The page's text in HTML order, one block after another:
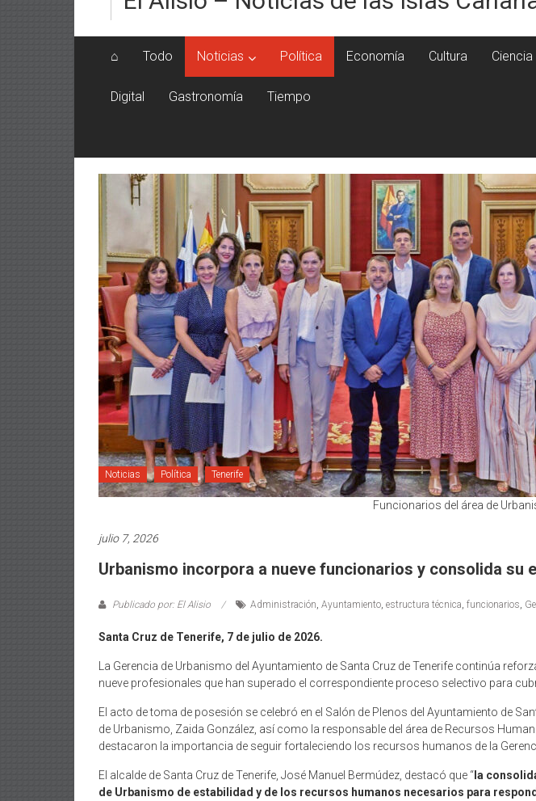
⌂ Todo Noticias Política Economía Cultura Ciencia
Digital Gastronomía Tiempo
Noticias Política Tenerife
Funcionarios del área de
julio 7, 2026
Urbanismo incorpora a nueve funcionarios y consolida
Publicado por: El Alisio Administración, Ayuntamiento, estructura técnica, funcionarios,
Santa Cruz de Tenerife, 7 de julio de 2026.
La Gerencia de Urbanismo del Ayuntamiento de Santa Cruz de Tenerife continúa
nueve profesionales que han superado el correspondiente proceso selectivo para
El acto de toma de posesión se celebró en el Salón de Plenos del Ayuntamiento de
de Urbanismo, Zaida González, así como la responsable del área de Recursos
destacaron la importancia de seguir fortaleciendo los recursos humanos de la
El alcalde de Santa Cruz de Tenerife, José Manuel Bermúdez, destacó que “ la
de Urbanismo de estabilidad y de los recursos humanos necesarios para